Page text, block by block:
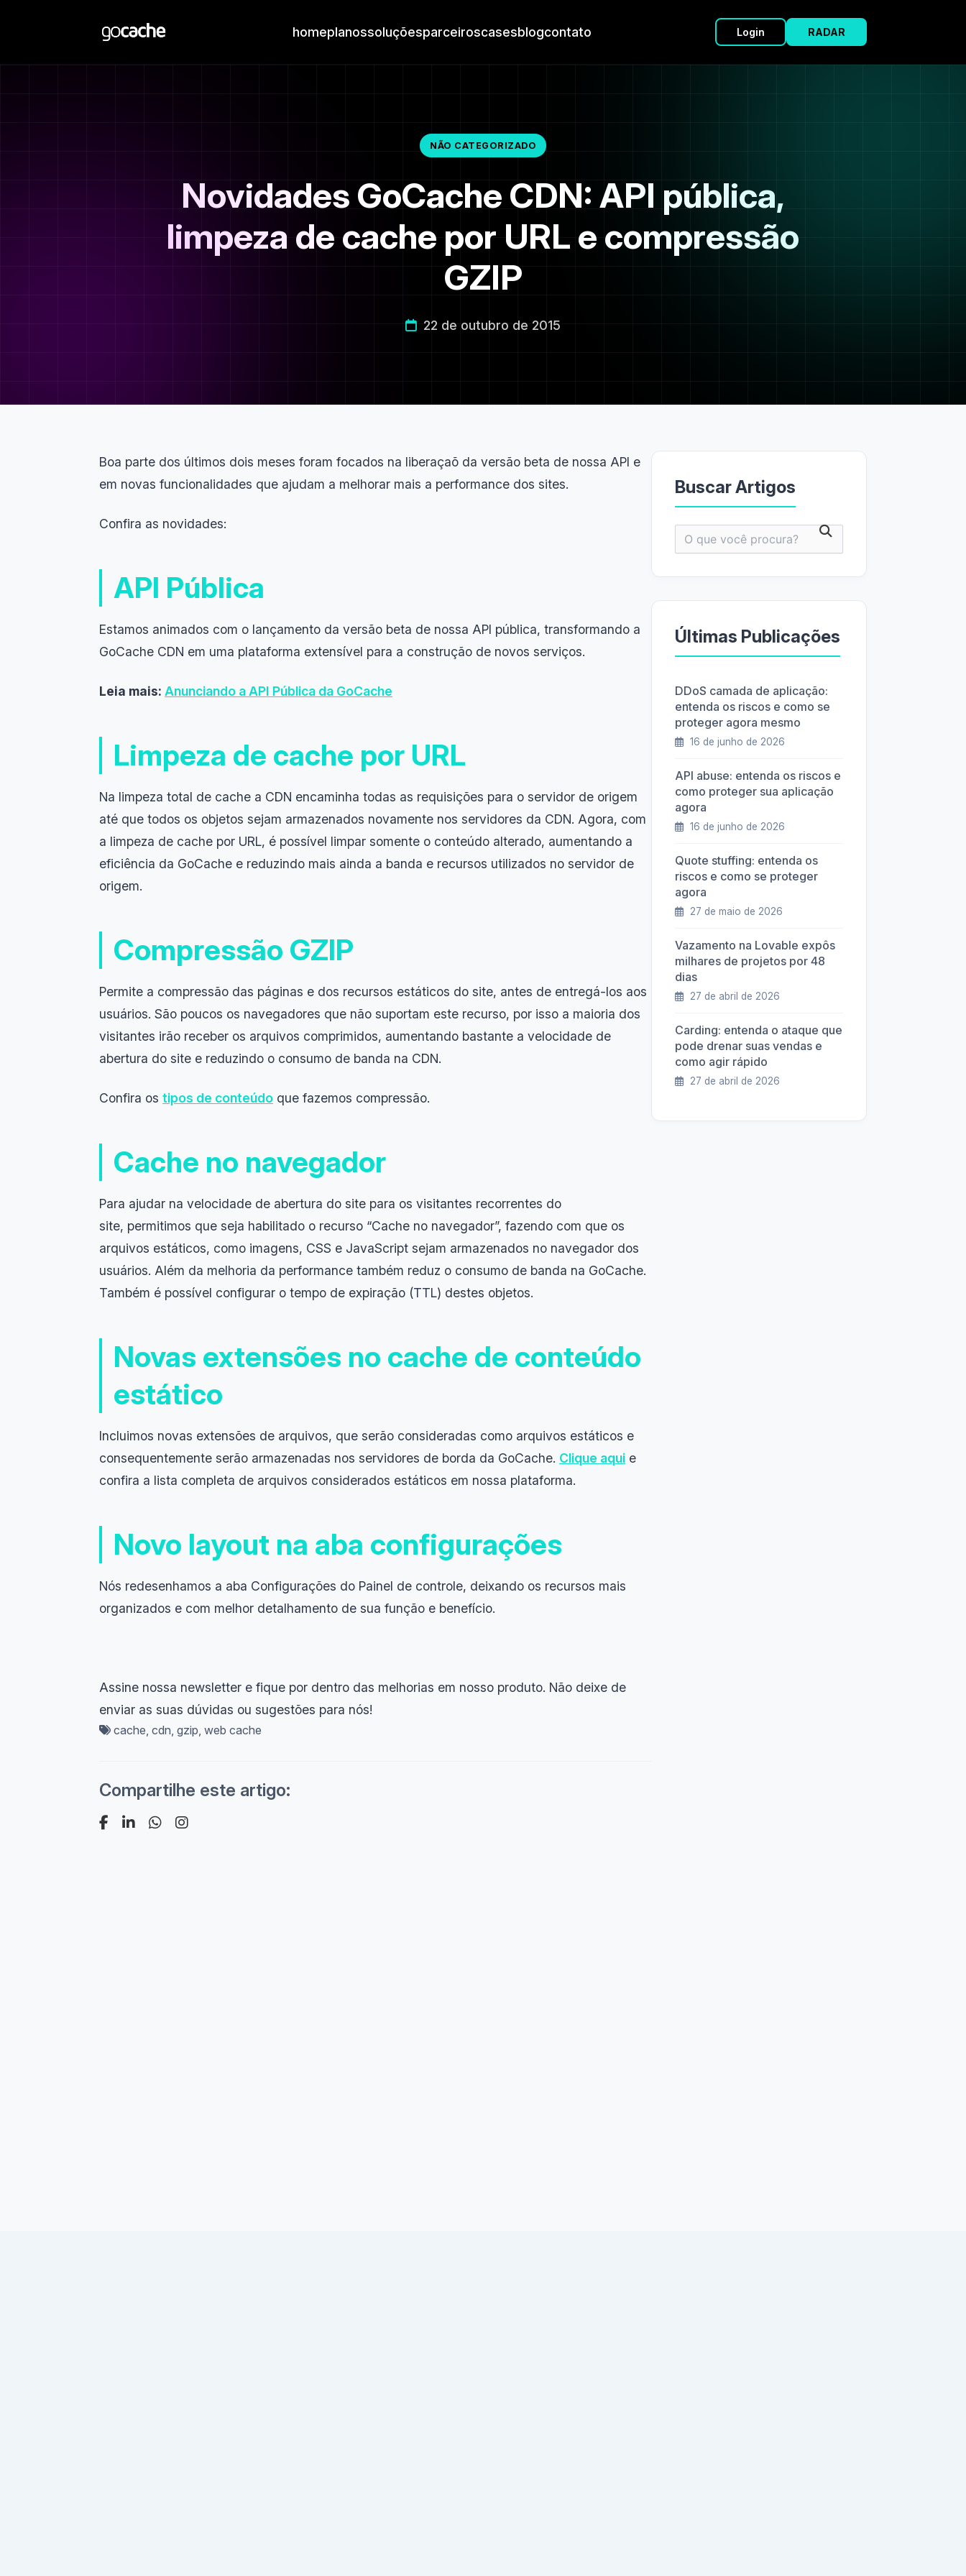
homeplanossoluçõesparceiroscasesblogcontato Login RADAR
NÃO CATEGORIZADO
Novidades GoCache CDN: API pública,
limpeza de cache por URL e compressão
GZIP
22 de outubro de 2015
Boa parte dos últimos dois meses foram focados na liberaçaõ da versão beta de nossa API e
em novas funcionalidades que ajudam a melhorar mais a performance dos sites.
Confira as novidades:
API Pública
Estamos animados com o lançamento da versão beta de nossa API pública, transformando a
GoCache CDN em uma plataforma extensível para a construção de novos serviços.
Leia mais: Anunciando a API Pública da GoCache
Limpeza de cache por URL
Na limpeza total de cache a CDN encaminha todas as requisições para o servidor de origem
até que todos os objetos sejam armazenados novamente nos servidores da CDN. Agora, com
a limpeza de cache por URL, é possível limpar somente o conteúdo alterado, aumentando a
eficiência da GoCache e reduzindo mais ainda a banda e recursos utilizados no servidor de
origem.
Compressão GZIP
Permite a compressão das páginas e dos recursos estáticos do site, antes de entregá-los aos
usuários. São poucos os navegadores que não suportam este recurso, por isso a maioria dos
visitantes irão receber os arquivos comprimidos, aumentando bastante a velocidade de
abertura do site e reduzindo o consumo de banda na CDN.
Confira os tipos de conteúdo que fazemos compressão.
Cache no navegador
Para ajudar na velocidade de abertura do site para os visitantes recorrentes do
site, permitimos que seja habilitado o recurso “Cache no navegador”, fazendo com que os
arquivos estáticos, como imagens, CSS e JavaScript sejam armazenados no navegador dos
usuários. Além da melhoria da performance também reduz o consumo de banda na GoCache.
Também é possível configurar o tempo de expiração (TTL) destes objetos.
Novas extensões no cache de conteúdo
estático
Incluimos novas extensões de arquivos, que serão consideradas como arquivos estáticos e
consequentemente serão armazenadas nos servidores de borda da GoCache. Clique aqui e
confira a lista completa de arquivos considerados estáticos em nossa plataforma.
Novo layout na aba configurações
Nós redesenhamos a aba Configurações do Painel de controle, deixando os recursos mais
organizados e com melhor detalhamento de sua função e benefício.
Assine nossa newsletter e fique por dentro das melhorias em nosso produto. Não deixe de
enviar as suas dúvidas ou sugestões para nós!
cache, cdn, gzip, web cache
Compartilhe este artigo:
Buscar Artigos
por:
Últimas Publicações
DDoS camada de aplicação:
entenda os riscos e como se
proteger agora mesmo
16 de junho de 2026
API abuse: entenda os riscos e
como proteger sua aplicação
agora
16 de junho de 2026
Quote stuffing: entenda os
riscos e como se proteger
agora
27 de maio de 2026
Vazamento na Lovable expôs
milhares de projetos por 48
dias
27 de abril de 2026
Carding: entenda o ataque que
pode drenar suas vendas e
como agir rápido
27 de abril de 2026